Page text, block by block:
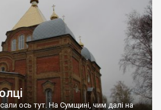
фейсбук-блогер Олександр
одним із учасників експерименту,
розповісти деталі експерименту. Фото
ось тут. На Сумщині, чим далі на